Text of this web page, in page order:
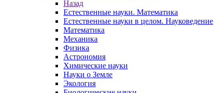
Назад
Естественные науки. Математика
Естественные науки в целом. Науковедение
Математика
Механика
Физика
Астрономия
Химические науки
Науки о Земле
Экология